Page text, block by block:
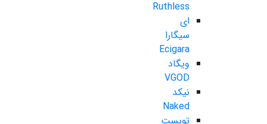
Ruthless
ای
سیگارا
Ecigara
ویگاد
VGOD
نیکد
Naked
تویست